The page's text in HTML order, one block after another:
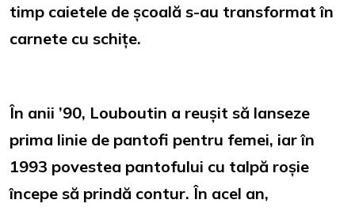
timp caietele de școală s-au transformat în
carnete cu schițe.
În anii ’90, Louboutin a reușit să lanseze
prima linie de pantofi pentru femei, iar în
1993 povestea pantofului cu talpă roșie
începe să prindă contur. În acel an,